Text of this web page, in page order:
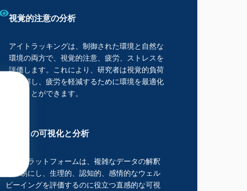
視覚的注意の分析
アイトラッキングは、制御された環境と自然な
環境の両方で、視覚的注意、疲労、ストレスを
評価します。これにより、研究者は視覚的負荷
を理解し、疲労を軽減するために環境を最適化
することができます。
データの可視化と分析
このプラットフォームは、複雑なデータの解釈
を容易にし、生理的、認知的、感情的なウェル
ビーイングを評価するのに役立つ直感的な可視